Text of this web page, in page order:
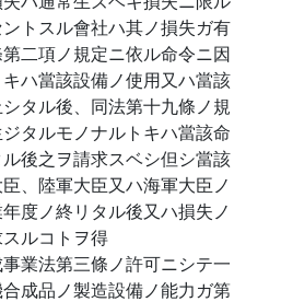
トスル會社ハ其ノ損失ガ有
二項ノ規定ニ依ル命令ニ因
ハ當該設備ノ使用又ハ當該
タル後、同法第十九條ノ規
タルモノナルトキハ當該命
後之ヲ請求スベシ但シ當該
、陸軍大臣又ハ海軍大臣ノ
度ノ終リタル後又ハ損失ノ
ルコトヲ得
業法第三條ノ許可ニシテ一
成品ノ製造設備ノ能力ガ第